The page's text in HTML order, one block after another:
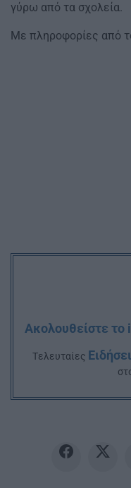
γύρω από τα σχολεία.
Με πληροφορίες από
Ακολουθείστε το
Tελευταίες